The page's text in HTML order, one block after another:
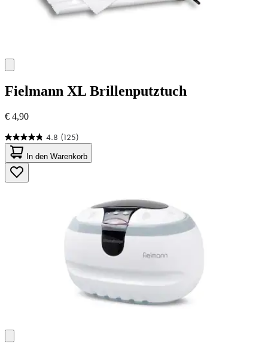
Fielmann XL Brillenputztuch
€ 4,90
4.8 (125)
4.8
von
5
Sternen.
125
In den Warenkorb